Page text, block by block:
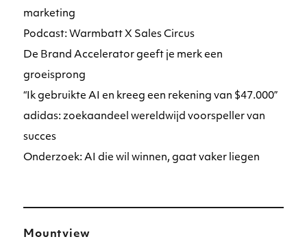
marketing
Podcast: Warmbatt X Sales Circus
De Brand Accelerator geeft je merk een
groeisprong
“Ik gebruikte AI en kreeg een rekening van $47.000”
adidas: zoekaandeel wereldwijd voorspeller van
succes
Onderzoek: AI die wil winnen, gaat vaker liegen
Mountview